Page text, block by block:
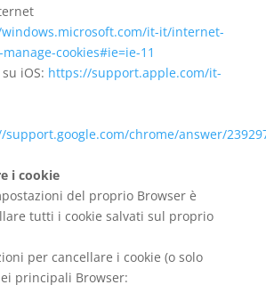
it-it/internet-
cookies#ie=ie-11
iOS: https://support.apple.com/it-
support.google.com/chrome/answer/
i cookie
del proprio Browser è
tutti i cookie salvati sul proprio
per cancellare i cookie (o solo
principali Browser: